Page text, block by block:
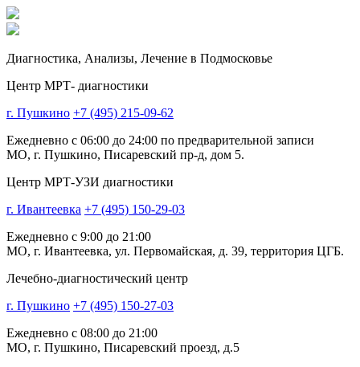
Диагностика, Анализы, Лечение в Подмосковье
Центр МРТ- диагностики
г. Пушкино +7 (495) 215-09-62
Ежедневно с 06:00 до 24:00 по предварительной записи
МО, г. Пушкино, Писаревский пр-д, дом 5.
Центр МРТ-УЗИ диагностики
г. Ивантеевка +7 (495) 150-29-03
Ежедневно с 9:00 до 21:00
МО, г. Ивантеевка, ул. Первомайская, д. 39, территория ЦГБ.
Лечебно-диагностический центр
г. Пушкино +7 (495) 150-27-03
Ежедневно с 08:00 до 21:00
МО, г. Пушкино, Писаревский проезд, д.5